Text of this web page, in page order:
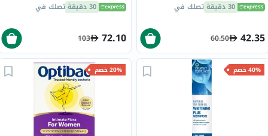
30 دقيقة تصلك في
42.35
60.50
30 دقيقة تصلك في
72.10
103
40% خصم 20% خصم